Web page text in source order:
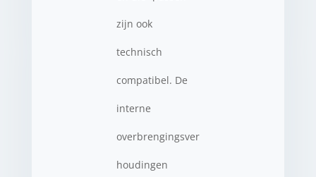
zijn ook
technisch
compatibel. De
interne
overbrengingsver
houdingen